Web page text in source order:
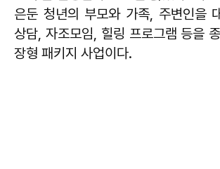
은둔 청년의 부모와 가족, 주변인을
상담, 자조모임, 힐링 프로그램 등을
장형 패키지 사업이다.